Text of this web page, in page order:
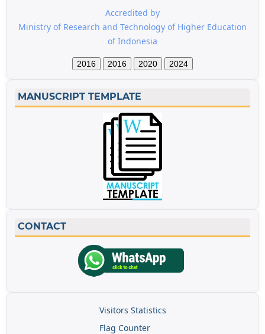
Accredited by
Ministry of Research and Technology of Higher Education
of Indonesia
2016 2016 2020 2024
MANUSCRIPT TEMPLATE
CONTACT
Visitors Statistics
Flag Counter